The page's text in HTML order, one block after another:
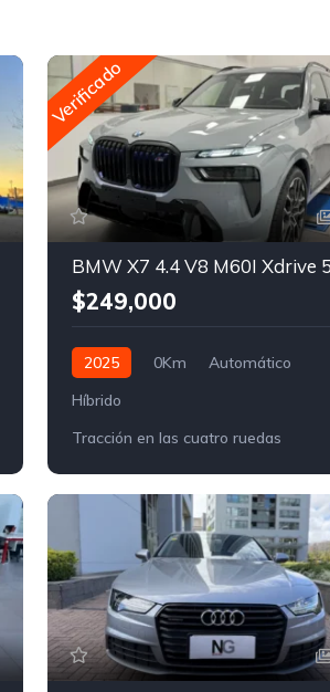
Verificado
$249,000
2025 0Km
Automático
Híbrido
Tracción en las cuatro ruedas